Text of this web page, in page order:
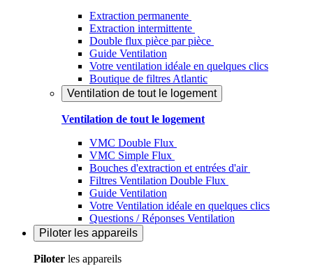
Extraction permanente
Extraction intermittente
Double flux pièce par pièce
Guide Ventilation
Votre ventilation idéale en quelques clics
Boutique de filtres Atlantic
Ventilation de tout le logement
Ventilation de tout le logement
VMC Double Flux
VMC Simple Flux
Bouches d'extraction et entrées d'air
Filtres Ventilation Double Flux
Guide Ventilation
Votre Ventilation idéale en quelques clics
Questions / Réponses Ventilation
Piloter les appareils
Piloter les appareils